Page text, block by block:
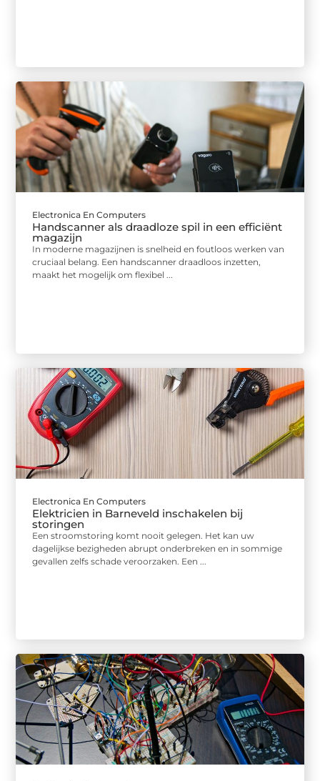
Electronica En Computers
Handscanner als draadloze spil in een efficiënt
magazijn
In moderne magazijnen is snelheid en foutloos werken van
cruciaal belang. Een handscanner draadloos inzetten,
maakt het mogelijk om flexibel ...
Electronica En Computers
Elektricien in Barneveld inschakelen bij
storingen
Een stroomstoring komt nooit gelegen. Het kan uw
dagelijkse bezigheden abrupt onderbreken en in sommige
gevallen zelfs schade veroorzaken. Een ...